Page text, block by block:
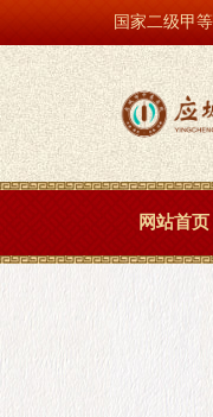
国家二级甲
网站首页